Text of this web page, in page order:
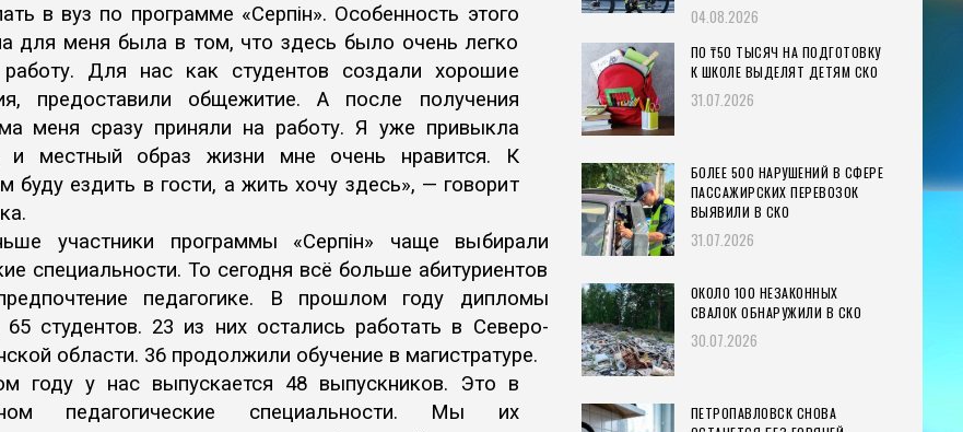
в вуз по программе «Серпін». Особенность этого
для меня была в том, что здесь было очень легко
работу. Для нас как студентов создали хорошие
предоставили общежитие. А после получения
меня сразу приняли на работу. Я уже привыкла
и местный образ жизни мне очень нравится. К
буду ездить в гости, а жить хочу здесь», — говорит
участники программы «Серпін» чаще выбирали
специальности. То сегодня всё больше абитуриентов
педагогике. В прошлом году дипломы
65 студентов. 23 из них остались работать в Северо-
области. 36 продолжили обучение в магистратуре.
году у нас выпускается 48 выпускников. Это в
педагогические специальности. Мы их
04.08.2026
ПО ₸50 ТЫСЯЧ НА ПОДГОТОВКУ
К ШКОЛЕ ВЫДЕЛЯТ ДЕТЯМ СКО
31.07.2026
БОЛЕЕ 500 НАРУШЕНИЙ В СФЕРЕ
ПАССАЖИРСКИХ ПЕРЕВОЗОК
ВЫЯВИЛИ В СКО
31.07.2026
ОКОЛО 100 НЕЗАКОННЫХ
СВАЛОК ОБНАРУЖИЛИ В СКО
30.07.2026
ПЕТРОПАВЛОВСК СНОВА